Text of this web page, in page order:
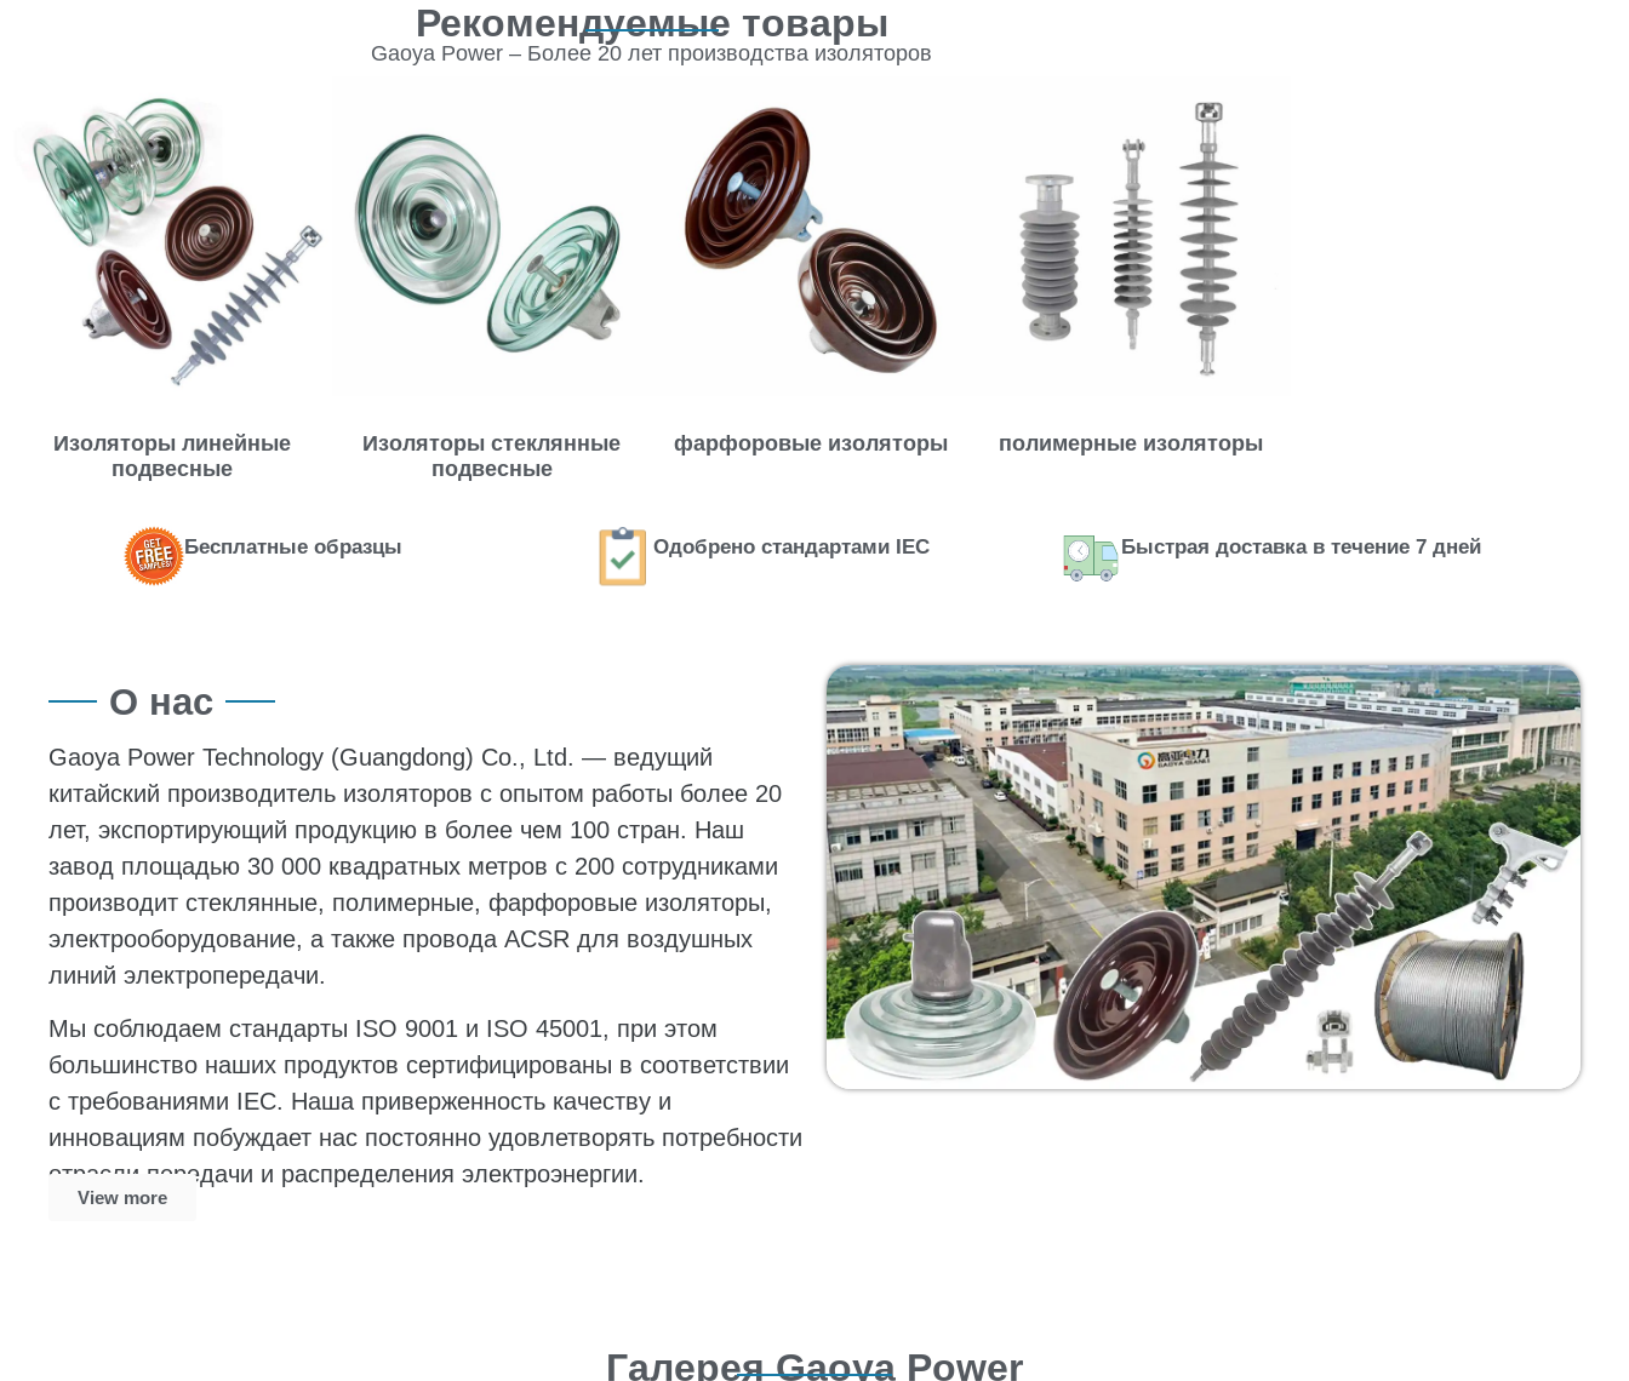
Рекомендуемые товары
Gaoya Power – Более 20 лет производства изоляторов
Изоляторы линейные
подвесные
Изоляторы стеклянные
подвесные
фарфоровые изоляторы полимерные изоляторы
Бесплатные образцы Одобрено стандартами IEC Быстрая доставка в течение 7 дней
О нас
Gaoya Power Technology (Guangdong) Co., Ltd. — ведущий
китайский производитель изоляторов с опытом работы более 20
лет, экспортирующий продукцию в более чем 100 стран. Наш
завод площадью 30 000 квадратных метров с 200 сотрудниками
производит стеклянные, полимерные, фарфоровые изоляторы,
электрооборудование, а также провода ACSR для воздушных
линий электропередачи.
Мы соблюдаем стандарты ISO 9001 и ISO 45001, при этом
большинство наших продуктов сертифицированы в соответствии
с требованиями IEC. Наша приверженность качеству и
инновациям побуждает нас постоянно удовлетворять потребности
отрасли передачи и распределения электроэнергии.
View more
Галерея Gaoya Power